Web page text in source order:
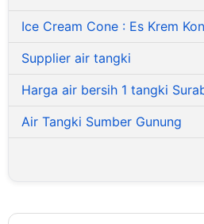
Ice Cream Cone : Es Krem Kon
Supplier air tangki
Harga air bersih 1 tangki
Air Tangki Sumber Gunung